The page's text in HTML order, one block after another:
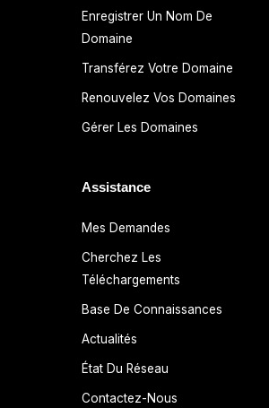
Enregistrer Un Nom De
Domaine
Transférez Votre Domaine
Renouvelez Vos Domaines
Gérer Les Domaines
Assistance
Mes Demandes
Cherchez Les
Téléchargements
Base De Connaissances
Actualités
État Du Réseau
Contactez-Nous